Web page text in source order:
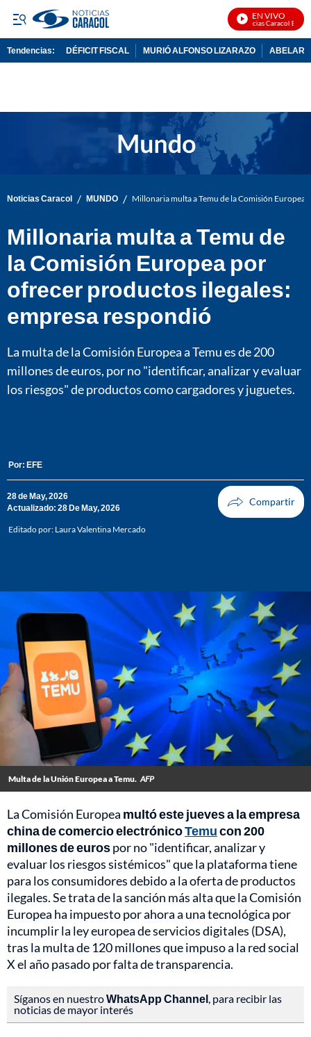
EN VIVO
Noticias Caracol En Vivo
Tendencias: DÉFICIT FISCAL MURIÓ ALFONSO LIZARAZO
Noticias Caracol / MUNDO / Millonaria multa a Temu de la Comisión
Millonaria multa a Temu de
la Comisión Europea por
ofrecer productos ilegales:
empresa respondió
La multa de la Comisión Europea a Temu es de 200
millones de euros, por no "identificar, analizar y evaluar
los riesgos" de productos como cargadores y juguetes.
Por: EFE
28 de May, 2026
Actualizado: 28 De May, 2026
Editado por: Laura Valentina Mercado
Multa de la Unión Europea a Temu. AFP
La Comisión Europea multó este jueves a la empresa
china de comercio electrónicoTemucon 200
millones de eurospor no "identificar, analizar y
evaluar los riesgos sistémicos" que la plataforma tiene
para los consumidores debido a la oferta de productos
ilegales. Se trata de la sanción más alta que la Comisión
Europea ha impuesto por ahora a una tecnológica por
incumplir la ley europea de servicios digitales (DSA),
tras la multa de 120 millones que impuso a la red social
X el año pasado por falta de transparencia.
Síganos en nuestroWhatsApp Channel, para recibir las
noticias de mayor interés